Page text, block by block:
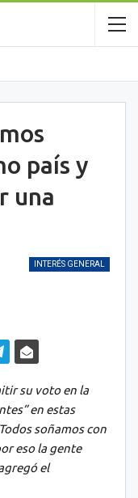
país y
una
INTERÉS GENERAL
su voto en la
en estas
soñamos con
eso la gente
el